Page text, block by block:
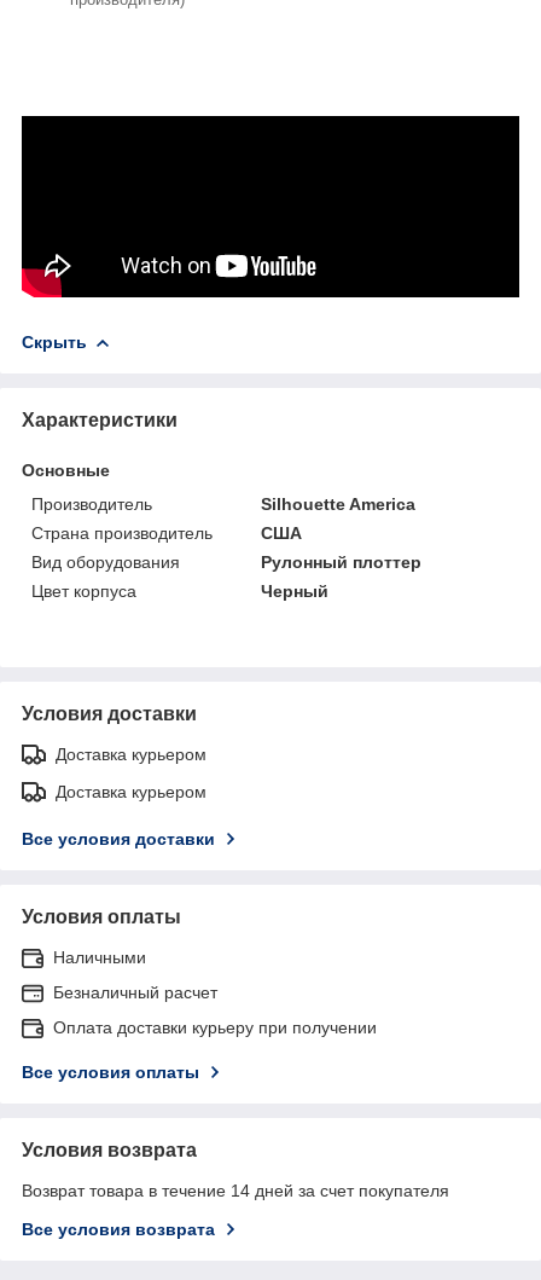
Скрыть
Характеристики
Основные
Производитель
Silhouette America
Страна производитель
США
Вид оборудования
Рулонный плоттер
Цвет корпуса
Черный
Условия доставки
Доставка курьером
Доставка курьером
Все условия доставки
Условия оплаты
Наличными
Безналичный расчет
Оплата доставки курьеру при получении
Все условия оплаты
Условия возврата
Возврат товара в течение 14 дней за счет покупателя
Все условия возврата